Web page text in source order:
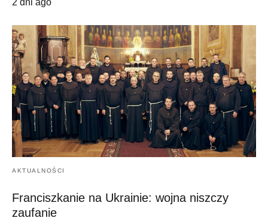
AKTUALNOŚCI
Franciszkanie na Ukrainie: wojna niszczy
zaufanie